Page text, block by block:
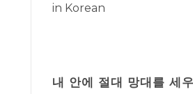
in Korean
내 안에 절대 망대를 세